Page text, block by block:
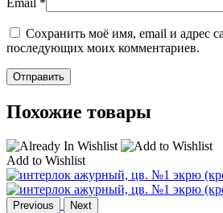
Email *
Сохранить моё имя, email и адрес
последующих моих комментариев.
Похожие товары
Add to Wishlist
Previous Next